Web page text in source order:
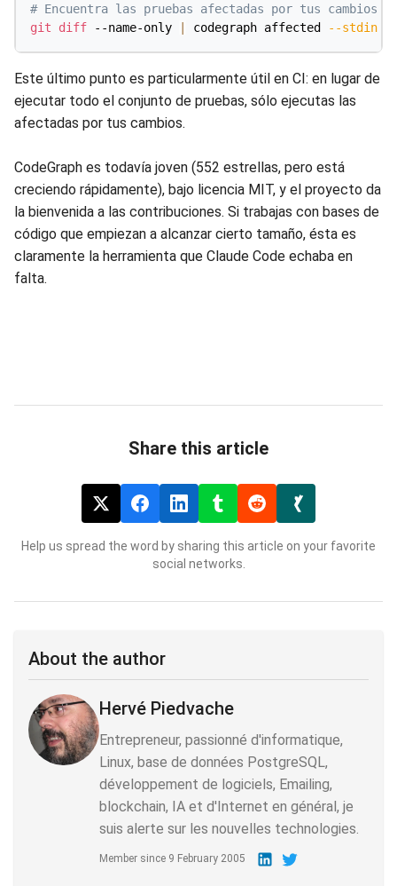
# Encuentra las pruebas afectadas por tus cambios
git
diff --name-only codegraph affected --stdin
Este último punto es particularmente útil en CI: en lugar de
ejecutar todo el conjunto de pruebas, sólo ejecutas las
afectadas por tus cambios.
CodeGraph es todavía joven (552 estrellas, pero está
creciendo rápidamente), bajo licencia MIT, y el proyecto da
la bienvenida a las contribuciones. Si trabajas con bases de
código que empiezan a alcanzar cierto tamaño, ésta es
claramente la herramienta que Claude Code echaba en
falta.
Share this article
Help us spread the word by sharing this article on your favorite
social networks.
About the author
Hervé Piedvache
Entrepreneur, passionné d'informatique,
Linux, base de données PostgreSQL,
développement de logiciels, Emailing,
blockchain, IA et d'Internet en général, je
suis alerte sur les nouvelles technologies.
Member since 9 February 2005